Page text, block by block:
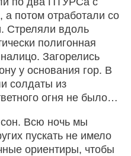
потом отработали со
Стреляли вдоль
полигонная
Загорелись
у основания гор. В
солдаты из
огня не было…
Всю ночь мы
пускать не имело
ориентиры, чтобы